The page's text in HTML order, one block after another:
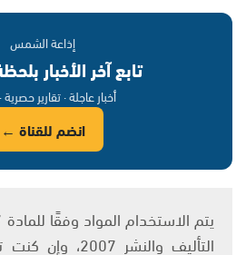
إذاعة الشمس
تابع آخر الأخبار
أخبار عاجلة · تقارير
انضم للقناة ←
التأليف والنشر